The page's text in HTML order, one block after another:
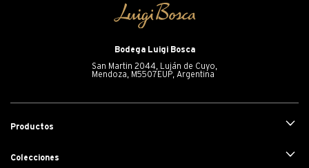
Bodega Luigi Bosca
San Martin 2044, Luján de Cuyo,
Mendoza, M5507EUP, Argentina
Productos
Colecciones